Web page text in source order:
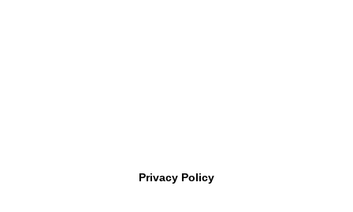
Privacy Policy